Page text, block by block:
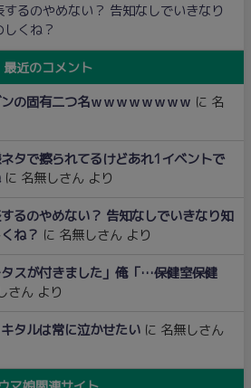
するのやめない？ 告知なしでいきなり
くね？
最近のコメント
の固有二つ名ｗｗｗｗｗｗｗｗ に 名
ネタで擦られてるけどあれ1イベントで
に 名無しさん より
するのやめない？ 告知なしでいきなり知
ね？ に 名無しさん より
スが付きました」俺「…保健室保健
さん より
タルは常に泣かせたい に 名無しさん